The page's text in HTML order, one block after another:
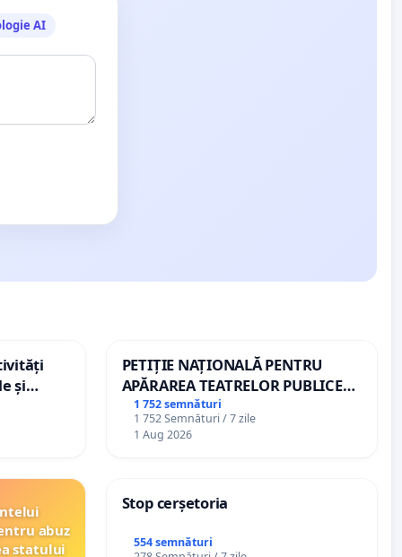
AI
și
PETIȚIE NAȚIONALĂ PENTRU
APĂRAREA TEATRELOR PUBLICE
DE REPERTORIU DIN ROMÂNIA
1 752 semnături
1 752 Semnături / 7 zile
1 Aug 2026
abuz
statului
Stop cerșetoria
554 semnături